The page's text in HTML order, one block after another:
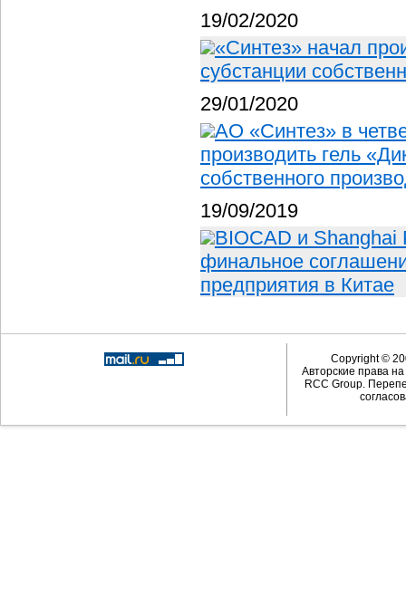
19/02/2020
«Синтез» начал
субстанции
29/01/2020
АО «Синтез» в
производить гель
собственного
19/09/2019
BIOCAD и Shanghai
финальное
предприятия в Китае
Copyright ©
Авторские права
RCC Group.